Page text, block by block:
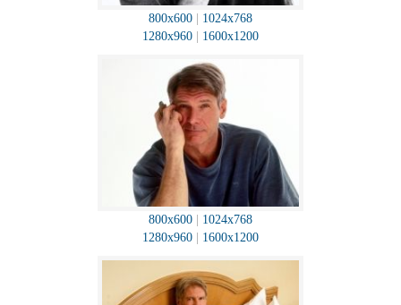
800x600
1024x768
1280x960
1600x1200
800x600
1024x768
1280x960
1600x1200